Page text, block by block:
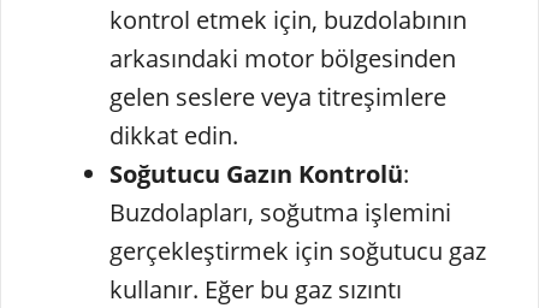
kontrol etmek için, buzdolabının
arkasındaki motor bölgesinden
gelen seslere veya titreşimlere
dikkat edin.
Soğutucu Gazın Kontrolü:
Buzdolapları, soğutma işlemini
gerçekleştirmek için soğutucu gaz
kullanır. Eğer bu gaz sızıntı